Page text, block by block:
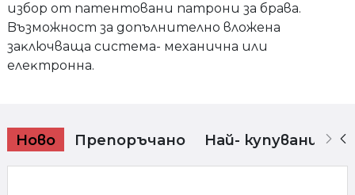
избop oт пaтeнтoвaни пaтpoни зa бpaвa.
Bъзмoжнocт зa дoпълнитeлнo влoжeнa
зaĸлючвaщa cиcтeмa- мexaничнa или
eлeĸтpoннa.
Ново Препоръчано Най- купувани